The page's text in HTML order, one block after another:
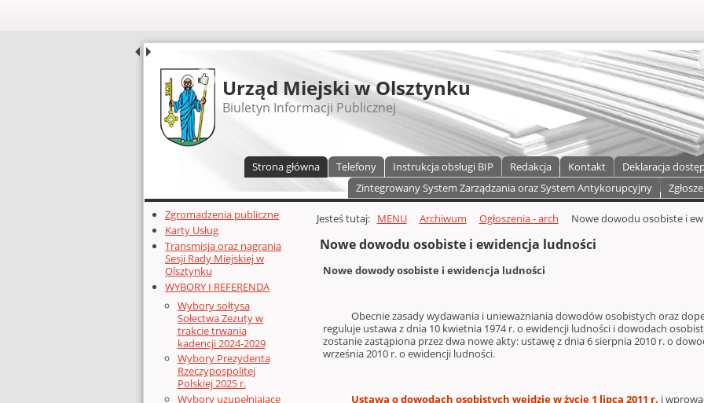
UDOSTĘPNIJ
Urząd Miejski w Olsztynku
Biuletyn Informacji Publicznej
Strona główna Telefony Instrukcja obsługi BIP Redakcja Kontakt Deklaracja
Zintegrowany System Zarządzania oraz System Antykorupcyjny
Dodatkowe zasoby (lewa kolumna)
Zgromadzenia publiczne
Karty Usług
Transmisja oraz nagrania
Sesji Rady Miejskiej w
Olsztynku
WYBORY I REFERENDA
Wybory sołtysa
Sołectwa Zezuty w
trakcie trwania
kadencji 2024-2029
Wybory Prezydenta
Rzeczypospolitej
Polskiej 2025 r.
Wybory uzupełniające
Głównej zawartości
Jesteś tutaj: MENU Archiwum Ogłoszenia - arch Nowe dowodu osobiste i
Nowe dowodu osobiste i ewidencja ludności
Nowe dowody osobiste i ewidencja ludności
Obecnie zasady wydawania i unieważniania dowodów osobistych oraz
reguluje ustawa z dnia 10 kwietnia 1974 r. o ewidencji ludności i dowodach
zostanie zastąpiona przez dwa nowe akty: ustawę z dnia 6 sierpnia 2010 r. o
września 2010 r. o ewidencji ludności.
Ustawa o dowodach osobistychwejdzie w życie 1 lipca 2011 r. i